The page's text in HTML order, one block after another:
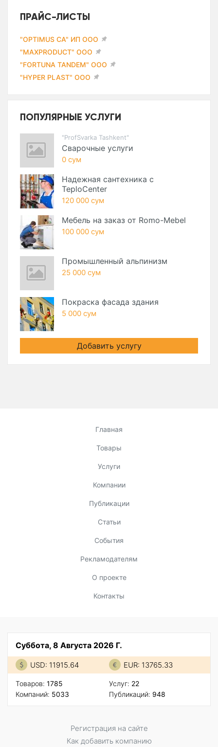
ПРАЙС-ЛИСТЫ
"OPTIMUS CA" ИП ООО
"MAXPRODUCT" ООО
"FORTUNA TANDEM" ООО
"HYPER PLAST" ООО
ПОПУЛЯРНЫЕ УСЛУГИ
"ProfSvarka Tashkent"
Сварочные услуги
0 сум
Надежная сантехника с
TeploCenter
120 000 сум
Мебель на заказ от Romo-Mebel
100 000 сум
Промышленный альпинизм
25 000 сум
Покраска фасада здания
5 000 сум
Добавить услугу
Главная
Товары
Услуги
Компании
Публикации
Статьи
События
Рекламодателям
О проекте
Контакты
Суббота, 8 Августа 2026 Г.
USD: 11915.64 EUR: 13765.33
Товаров: 1785
Компаний: 5033
Услуг: 22
Публикаций: 948
Регистрация на сайте
Как добавить компанию